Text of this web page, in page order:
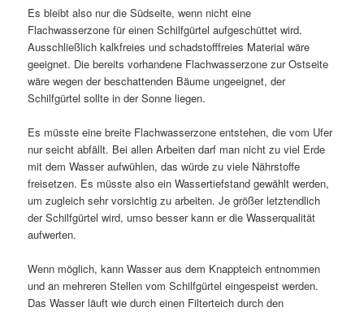
Es bleibt also nur die Südseite, wenn nicht eine
Flachwasserzone für einen Schilfgürtel aufgeschüttet wird.
Ausschließlich kalkfreies und schadstofffreies Material wäre
geeignet. Die bereits vorhandene Flachwasserzone zur Ostseite
wäre wegen der beschattenden Bäume ungeeignet, der
Schilfgürtel sollte in der Sonne liegen.
Es müsste eine breite Flachwasserzone entstehen, die vom Ufer
nur seicht abfällt. Bei allen Arbeiten darf man nicht zu viel Erde
mit dem Wasser aufwühlen, das würde zu viele Nährstoffe
freisetzen. Es müsste also ein Wassertiefstand gewählt werden,
um zugleich sehr vorsichtig zu arbeiten. Je größer letztendlich
der Schilfgürtel wird, umso besser kann er die Wasserqualität
aufwerten.
Wenn möglich, kann Wasser aus dem Knappteich entnommen
und an mehreren Stellen vom Schilfgürtel eingespeist werden.
Das Wasser läuft wie durch einen Filterteich durch den